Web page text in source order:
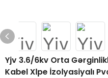
Yjv 3.6/6kv Orta
Kabel Xlpe İzolyasiyalı